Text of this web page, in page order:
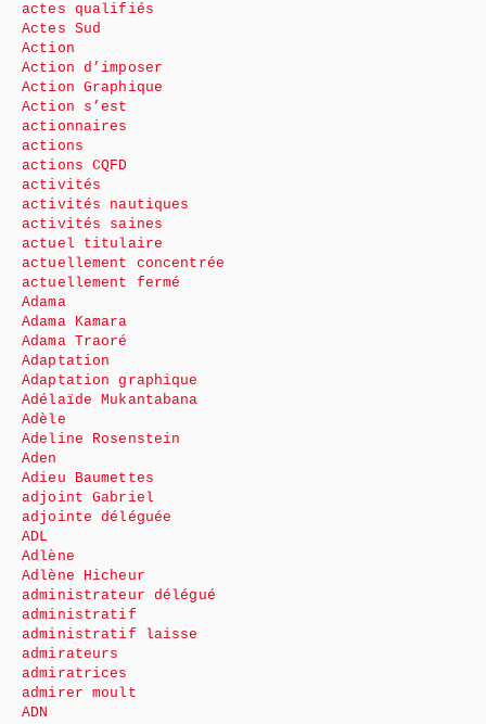
actes qualifiés
Actes Sud
Action
Action d’imposer
Action Graphique
Action s’est
actionnaires
actions
actions CQFD
activités
activités nautiques
activités saines
actuel titulaire
actuellement concentrée
actuellement fermé
Adama
Adama Kamara
Adama Traoré
Adaptation
Adaptation graphique
Adélaïde Mukantabana
Adèle
Adeline Rosenstein
Aden
Adieu Baumettes
adjoint Gabriel
adjointe déléguée
ADL
Adlène
Adlène Hicheur
administrateur délégué
administratif
administratif laisse
admirateurs
admiratrices
admirer moult
ADN